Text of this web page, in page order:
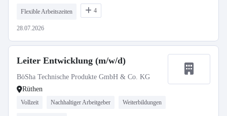
Flexible Arbeitszeiten 4
28.07.2026
Leiter Entwicklung (m/w/d)
BöSha Technische Produkte GmbH & Co. KG
Rüthen
Vollzeit Nachhaltiger Arbeitgeber Weiterbildungen